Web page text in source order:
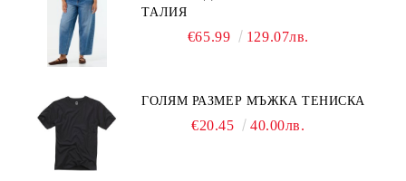
ТАЛИЯ
€65.99 129.07лв.
ГОЛЯМ РАЗМЕР МЪЖКА ТЕНИСКА
€20.45 40.00лв.